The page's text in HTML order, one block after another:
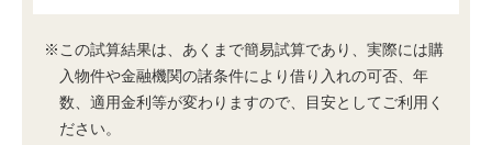
※この試算結果は、あくまで簡易試算であり、実際には購
入物件や金融機関の諸条件により借り入れの可否、年
数、適用金利等が変わりますので、目安としてご利用く
ださい。